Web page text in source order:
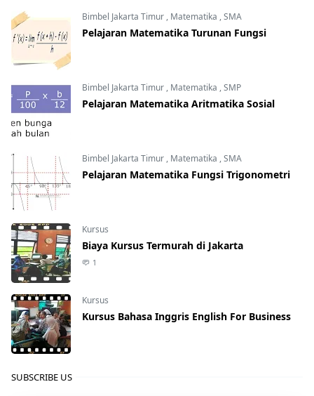
Bimbel Jakarta Timur , Matematika ,SMA
Pelajaran Matematika Turunan Fungsi
Bimbel Jakarta Timur , Matematika ,SMP
Pelajaran Matematika Aritmatika Sosial
Bimbel Jakarta Timur , Matematika ,SMA
Pelajaran Matematika Fungsi Trigonometri
Kursus
Biaya Kursus Termurah di Jakarta
1
Kursus
Kursus Bahasa Inggris English For Business
SUBSCRIBE US